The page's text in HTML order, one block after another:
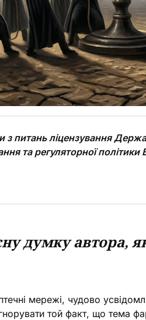
з питань ліцензування
та регуляторної
думку автора,
мережі, чудово
той факт, що тема